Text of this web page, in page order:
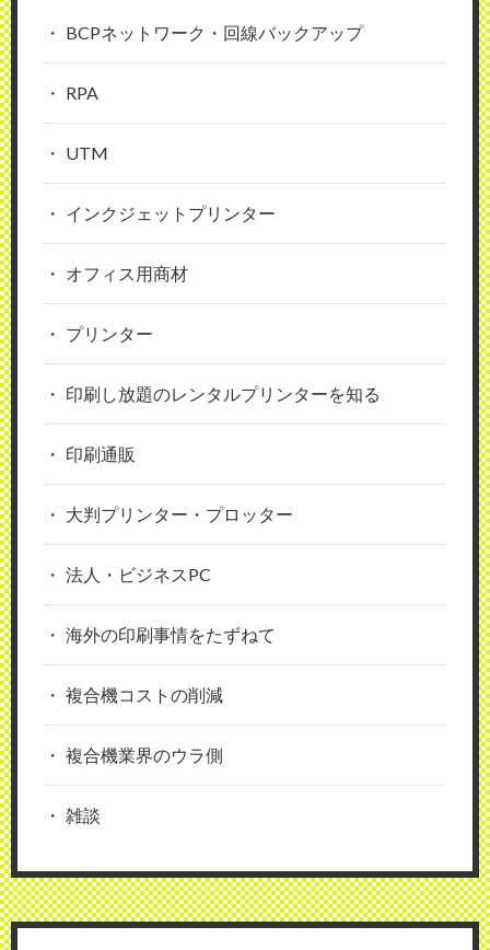
BCPネットワーク・回線バックアップ
RPA
UTM
インクジェットプリンター
オフィス用商材
プリンター
印刷し放題のレンタルプリンターを知る
印刷通販
大判プリンター・プロッター
法人・ビジネスPC
海外の印刷事情をたずねて
複合機コストの削減
複合機業界のウラ側
雑談